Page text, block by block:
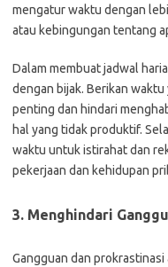
mengatur waktu dengan
atau kebingungan tentang
Dalam membuat jadwal
dengan bijak. Berikan
penting dan hindari
hal yang tidak produktif.
waktu untuk istirahat dan
pekerjaan dan kehidupan
3. Menghindari
Gangguan dan